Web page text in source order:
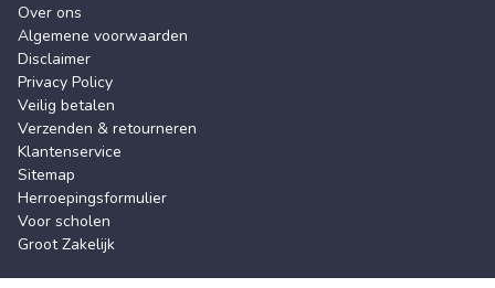
Over ons
Algemene voorwaarden
Disclaimer
Privacy Policy
Veilig betalen
Verzenden & retourneren
Klantenservice
Sitemap
Herroepingsformulier
Voor scholen
Groot Zakelijk